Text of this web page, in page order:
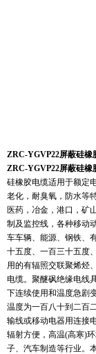
ZRC-YGVP22屏蔽硅
ZRC-YGVP22屏蔽硅
硅橡胶电缆适用于额定
老化，耐臭氧，防水等
医药，冶金，港口，矿
制及监控线，各种移动
车车辆、能源、钢铁、
十五度、一百三十五度
用的有辐照交联聚烯烃
电缆。聚醚砜绝缘电线
下连续使用和温度急剧
温度为一百八十到二百
输线或移动电器用连接
辐射方便，高温(高寒)
子、汽车制造等行业。